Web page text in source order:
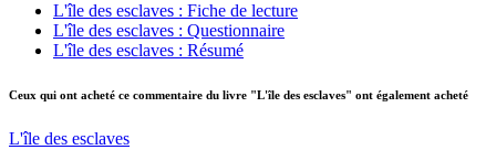
L'île des esclaves : Fiche de lecture
L'île des esclaves : Questionnaire
L'île des esclaves : Résumé
Ceux qui ont acheté ce commentaire du livre "L'île des esclaves" ont également acheté
L'île des esclaves